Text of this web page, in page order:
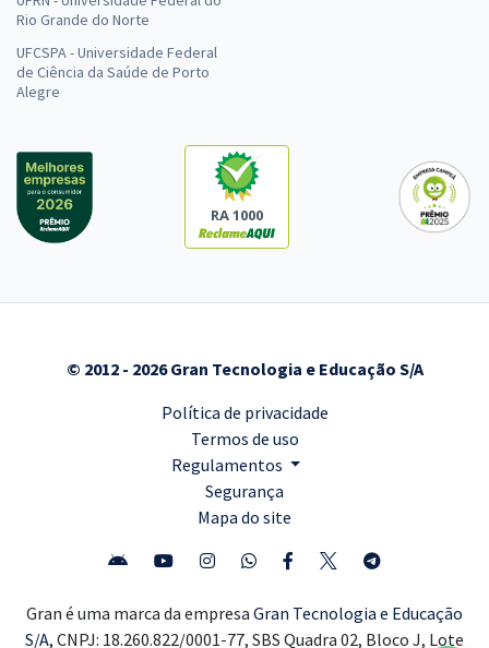
Rio Grande do Norte
UFCSPA - Universidade Federal
de Ciência da Saúde de Porto
Alegre
RA 1000
© 2012 - 2026 Gran Tecnologia e Educação S/A
Política de privacidade
Termos de uso
Regulamentos
Segurança
Mapa do site
Gran é uma marca da empresa Gran Tecnologia e Educação
S/A, CNPJ: 18.260.822/0001-77, SBS Quadra 02, Bloco J, Lote